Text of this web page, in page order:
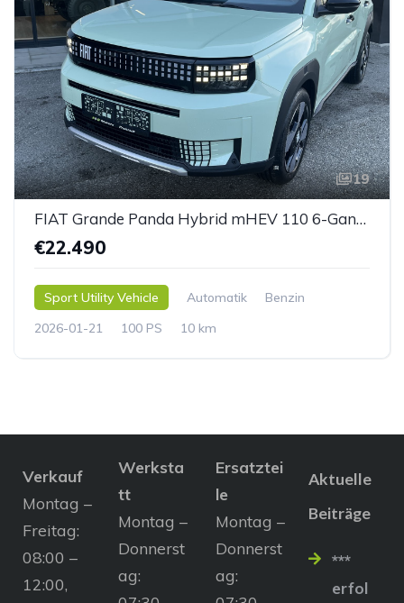
19
FIAT Grande Panda Hybrid mHEV 110 6-Gang eDCT LaPrima
€22.490
Sport Utility Vehicle Automatik
Benzin
2026-01-21
100 PS 10 km
Verkauf
Montag –
Freitag:
08:00 –
12:00,
Werksta
tt
Montag –
Donnerst
ag:
Ersatztei
le
Montag –
Donnerst
ag:
Aktuelle
Beiträge
***
erfol